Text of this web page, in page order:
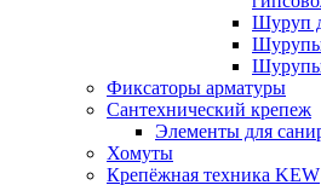
Шуруп
Шурупы
Фиксаторы арматуры
Сантехнический крепеж
Элементы для
Хомуты
Крепёжная техника KEW